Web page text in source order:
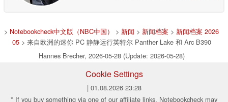
> Notebookcheck中文版（NBC中国） > 新闻 > 新闻档案 > 新闻档案 2026
05> 来自欧洲的迷你 PC 静静运行英特尔 Panther Lake 和 Arc B390
Hannes Brecher, 2026-05-28 (Update: 2026-05-28)
Cookie Settings
| 01.08.2026 23:28
* If you buy something via one of our affiliate links, Notebookcheck may